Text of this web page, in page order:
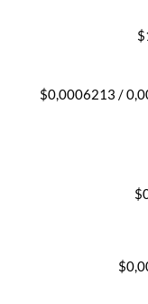
$0,0006213 /